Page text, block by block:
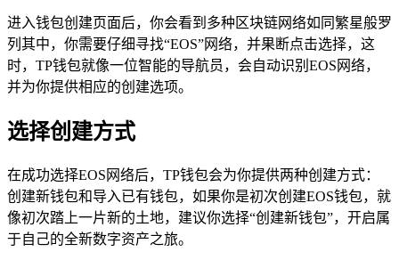
进入钱包创建页面后，你会看到多种区块链网络如同繁星般罗
列其中，你需要仔细寻找“EOS”网络，并果断点击选择，这
时，TP钱包就像一位智能的导航员，会自动识别EOS网络，
并为你提供相应的创建选项。
选择创建方式
在成功选择EOS网络后，TP钱包会为你提供两种创建方式：
创建新钱包和导入已有钱包，如果你是初次创建EOS钱包，就
像初次踏上一片新的土地，建议你选择“创建新钱包”，开启属
于自己的全新数字资产之旅。